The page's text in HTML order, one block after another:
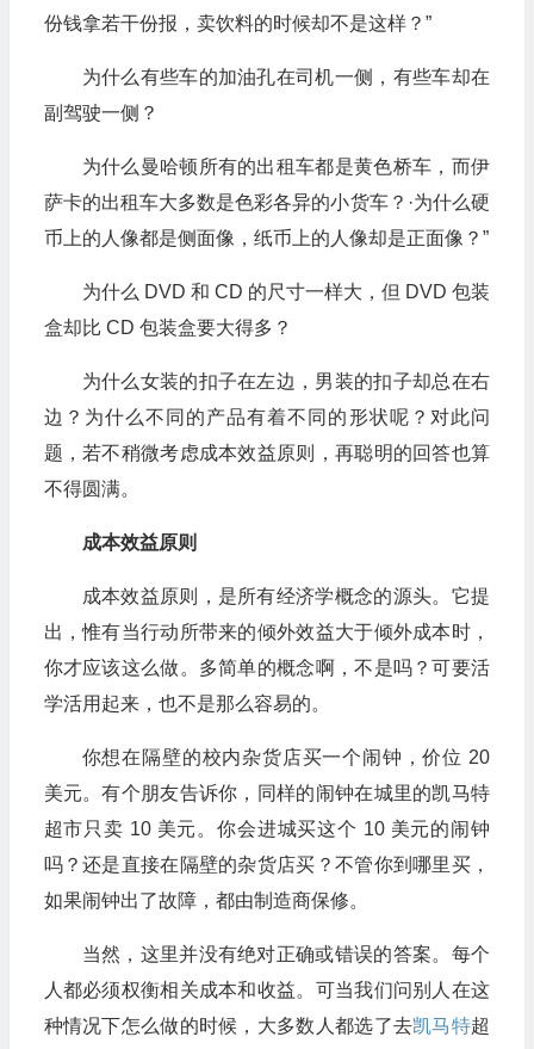
份钱拿若干份报，卖饮料的时候却不是这样？”
为什么有些车的加油孔在司机一侧，有些车却在
副驾驶一侧？
为什么曼哈顿所有的出租车都是黄色桥车，而伊
萨卡的出租车大多数是色彩各异的小货车？·为什么硬
币上的人像都是侧面像，纸币上的人像却是正面像？”
为什么 DVD 和 CD 的尺寸一样大，但 DVD 包装
盒却比 CD 包装盒要大得多？
为什么女装的扣子在左边，男装的扣子却总在右
边？为什么不同的产品有着不同的形状呢？对此问
题，若不稍微考虑成本效益原则，再聪明的回答也算
不得圆满。
成本效益原则
成本效益原则，是所有经济学概念的源头。它提
出，惟有当行动所带来的倾外效益大于倾外成本时，
你才应该这么做。多简单的概念啊，不是吗？可要活
学活用起来，也不是那么容易的。
你想在隔壁的校内杂货店买一个闹钟，价位 20
美元。有个朋友告诉你，同样的闹钟在城里的凯马特
超市只卖 10 美元。你会进城买这个 10 美元的闹钟
吗？还是直接在隔壁的杂货店买？不管你到哪里买，
如果闹钟出了故障，都由制造商保修。
当然，这里并没有绝对正确或错误的答案。每个
人都必须权衡相关成本和收益。可当我们问别人在这
种情况下怎么做的时候，大多数人都选了去凯马特超